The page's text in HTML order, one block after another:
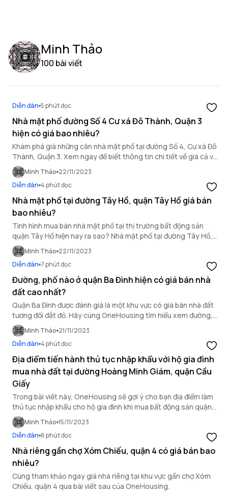
Minh Thảo
100 bài viết
Diễn đàn 5 phút đọc
Nhà mặt phố đường Số 4 Cư xá Đô Thành, Quận 3
hiện có giá bao nhiêu?
Khám phá giá những căn nhà mặt phố tại đường Số 4, Cư xá Đô
Thành, Quận 3. Xem ngay để biết thông tin chi tiết về giá cả và
cơ hội đầu tư bất động sản TP HCM.
Minh Thảo 22/11/2023
Diễn đàn 4 phút đọc
Nhà mặt phố tại đường Tây Hồ, quận Tây Hồ giá bán
bao nhiêu?
Tình hình mua bán nhà mặt phố tại thị trường bất động sản
quận Tây Hồ hiện nay ra sao? Nhà mặt phố tại đường Tây Hồ,
quận Tây Hồ giá bán bao nhiêu? Cùng OneHousing tìm hiểu!
Minh Thảo 22/11/2023
Diễn đàn 7 phút đọc
Đường, phố nào ở quận Ba Đình hiện có giá bán nhà
đất cao nhất?
Quận Ba Đình được đánh giá là một khu vực có giá bán nhà đất
tương đối đắt đỏ. Hãy cùng OneHousing tìm hiểu xem đường,
phố nào ở quận Ba Đình có giá bán nhà đất cao nhất ở thời điểm
hiện tại nhé.
Minh Thảo 21/11/2023
Diễn đàn 4 phút đọc
Địa điểm tiến hành thủ tục nhập khẩu với hộ gia đình
mua nhà đất tại đường Hoàng Minh Giám, quận Cầu
Giấy
Trong bài viết này, OneHousing sẽ gợi ý cho bạn địa điểm làm
thủ tục nhập khẩu cho hộ gia đình khi mua bất động sản quận
Cầu Giấy, khu vực đường Hoàng Minh Giám.
Minh Thảo 15/11/2023
Diễn đàn 6 phút đọc
Nhà riêng gần chợ Xóm Chiếu, quận 4 có giá bán bao
nhiêu?
Cùng tham khảo ngay giá nhà riêng tại khu vực gần chợ Xóm
Chiếu, quận 4 qua bài viết sau của OneHousing.